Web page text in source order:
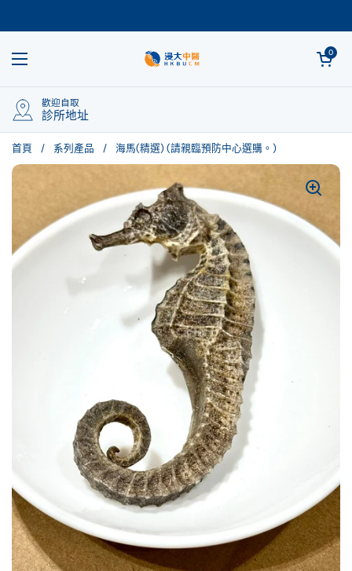
開啟選單
開啟購物車
0
歡迎自取
診所地址
首頁 / 系列產品 / 海馬(精選) (請親臨預防中心選購。)